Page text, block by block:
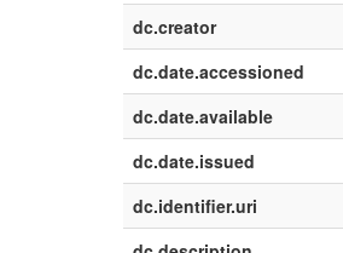
dc.creator
dc.date.accessioned
dc.date.available
dc.date.issued
dc.identifier.uri